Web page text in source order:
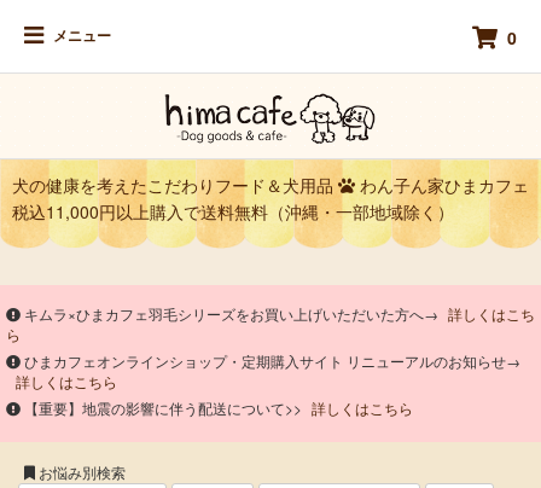
メニュー 0
犬の健康を考えたこだわりフード＆犬用品
わん子ん家ひまカフェ
税込11,000円以上購入で送料無料（沖縄・一部地域除く）
キムラ×ひまカフェ羽毛シリーズをお買い上げいただいた方へ→ 詳しくはこち
ら
ひまカフェオンラインショップ・定期購入サイト リニューアルのお知らせ→
詳しくはこちら
【重要】地震の影響に伴う配送について>> 詳しくはこちら
お悩み別検索